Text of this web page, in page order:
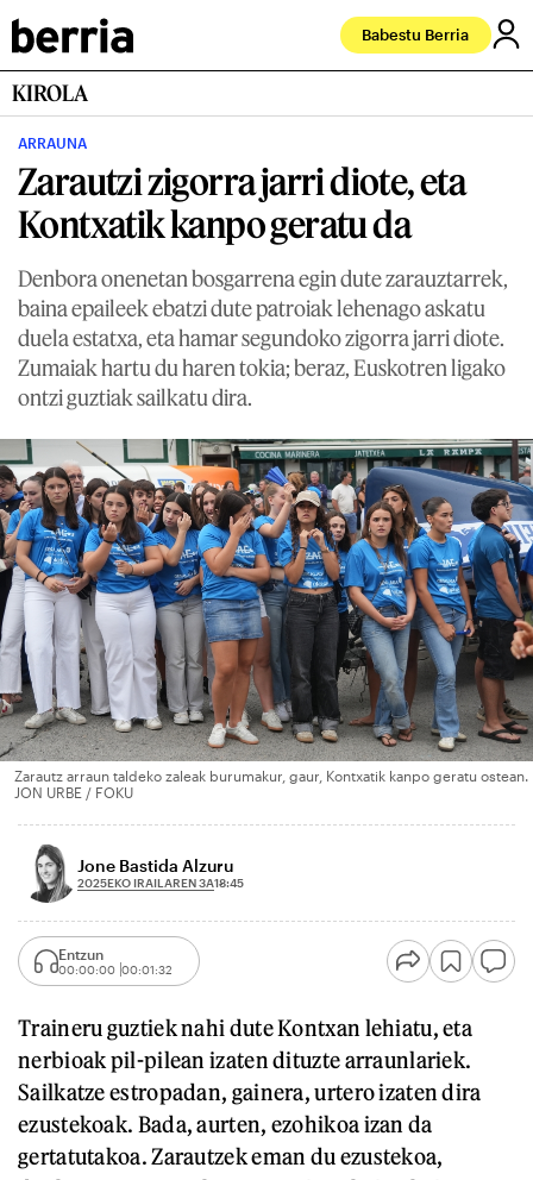
Babestu Berria
KIROLA
ARRAUNA
Zarautzi zigorra jarri diote, eta
Kontxatik kanpo geratu da
Denbora onenetan bosgarrena egin dute zarauztarrek,
baina epaileek ebatzi dute patroiak lehenago askatu
duela estatxa, eta hamar segundoko zigorra jarri diote.
Zumaiak hartu du haren tokia; beraz, Euskotren ligako
ontzi guztiak sailkatu dira.
Zarautz arraun taldeko zaleak burumakur, gaur, Kontxatik kanpo geratu ostean.
JON URBE / FOKU
Jone Bastida Alzuru
2025EKO IRAILAREN 3A18:45
Entzun
00:00:00 00:01:32
Traineru guztiek nahi dute Kontxan lehiatu, eta
nerbioak pil-pilean izaten dituzte arraunlariek.
Sailkatze estropadan, gainera, urtero izaten dira
ezustekoak. Bada, aurten, ezohikoa izan da
gertatutakoa. Zarautzek eman du ezustekoa,